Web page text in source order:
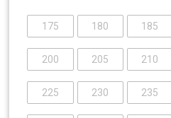
175 180 185
200 205 210
225 230 235